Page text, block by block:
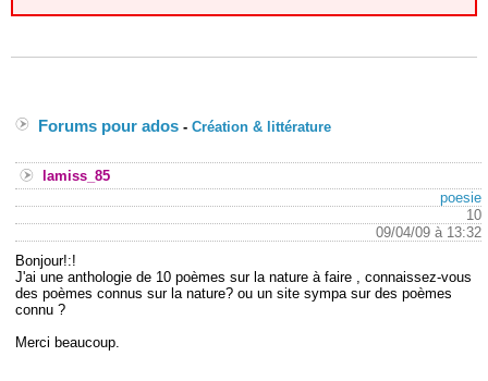
Forums pour ados - Création & littérature
lamiss_85
poesie
10
09/04/09 à 13:32
Bonjour!:!
J'ai une anthologie de 10 poèmes sur la nature à faire , connaissez-vous
des poèmes connus sur la nature? ou un site sympa sur des poèmes
connu ?
Merci beaucoup.